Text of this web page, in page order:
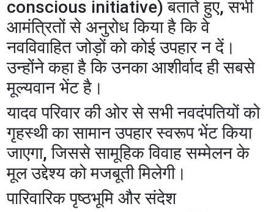
conscious initiative) बताते हुए, सभी
आमंत्रितों से अनुरोध किया है कि वे
नवविवाहित जोड़ों को कोई उपहार न दें।
उन्होंने कहा है कि उनका आशीर्वाद ही सबसे
मूल्यवान भेंट है।
​यादव परिवार की ओर से सभी नवदंपतियों को
गृहस्थी का सामान उपहार स्वरूप भेंट किया
जाएगा, जिससे सामूहिक विवाह सम्मेलन के
मूल उद्देश्य को मजबूती मिलेगी।
​पारिवारिक पृष्ठभूमि और संदेश